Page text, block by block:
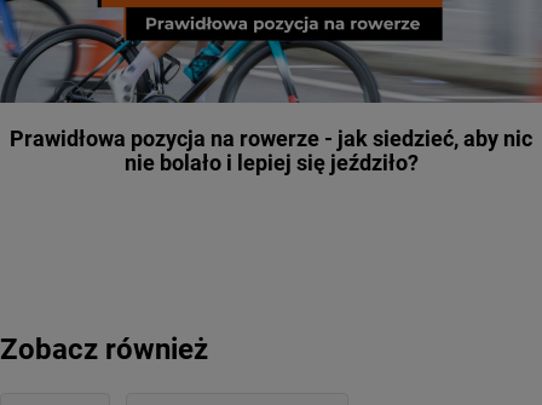
Prawidłowa pozycja na rowerze - jak siedzieć, aby nic
nie bolało i lepiej się jeździło?
Zobacz również